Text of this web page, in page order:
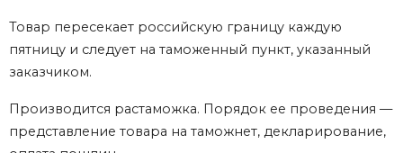
Товар пересекает российскую границу каждую
пятницу и следует на таможенный пункт, указанный
заказчиком.
Производится растаможка. Порядок ее проведения —
представление товара на таможнет, декларирование,